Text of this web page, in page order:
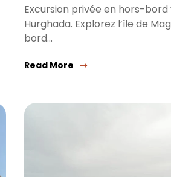
Excursion privée en hors-bord
Hurghada. Explorez l’île de
bord…
Read More